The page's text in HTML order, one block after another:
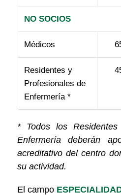
NO SOCIOS
Médicos
Residentes y
Profesionales de
Enfermería *
* Todos los
Enfermería deberán
acreditativo del centro
su actividad.
El campo